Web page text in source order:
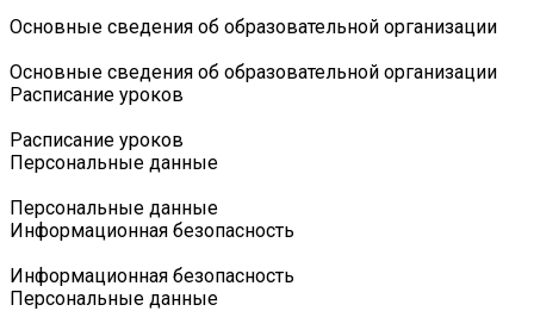
Основные сведения об образовательной организации
Основные сведения об образовательной организации
Расписание уроков
Расписание уроков
Персональные данные
Персональные данные
Информационная безопасность
Информационная безопасность
Персональные данные